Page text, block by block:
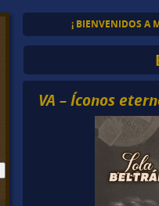
¡ BIENVENIDOS A
VA – Íconos